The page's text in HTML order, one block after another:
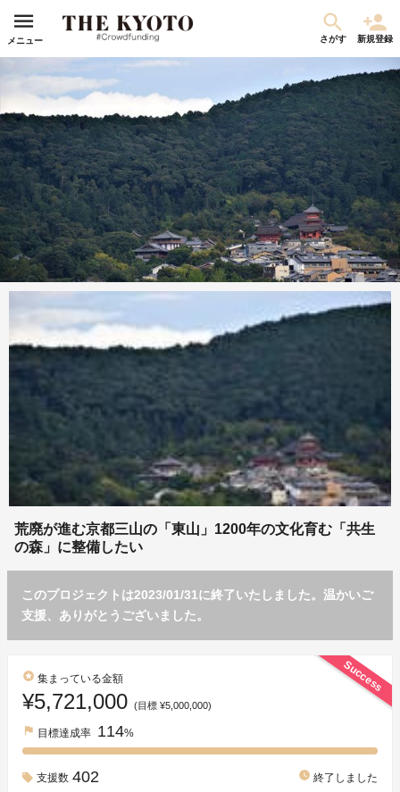
メニュー さがす 新規登録
荒廃が進む京都三山の「東山」1200年の文化育む「共生
の森」に整備したい
このプロジェクトは2023/01/31に終了いたしました。温かいご
支援、ありがとうございました。
Success
stars 集まっている金額
¥5,721,000 (目標 ¥5,000,000)
flag 目標達成率 114%
支援数 402 watch_later 終了しました